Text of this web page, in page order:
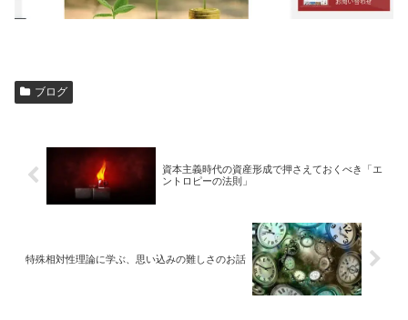
ブログ
資本主義時代の資産形成で押さえておくべき「エ
ントロピーの法則」
特殊相対性理論に学ぶ、思い込みの難しさのお話